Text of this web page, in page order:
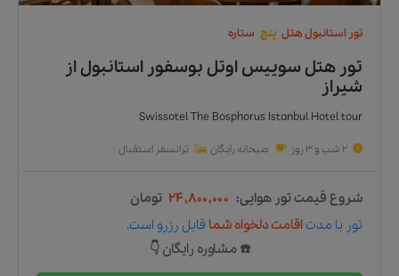
تور استانبولهتل پنج ستاره
تور هتل سوییس اوتل بوسفور استانبولاز
شیراز
Swissotel The Bosphorus Istanbul Hotel tour
2 شب و 3 روز صبحانه رایگان ترانسفر استقبال
شروع قیمت تور هوایی: ۲۴,۸۰۰,۰۰۰ تومان
تور با مدت اقامت دلخواه شما قابل رزرو است.
☎️ مشاوره رایگان 👇